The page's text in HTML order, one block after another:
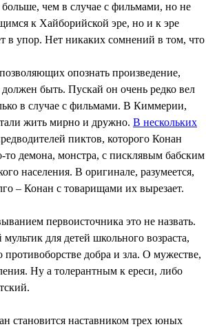
чем в случае с фильмами, но не
к Хайборийской эре, но и к эре
в упор. Нет никаких сомнений в том, что
опознать произведение,
быть. Пускай он очень редко вел
в случае с фильмами. В Киммерии,
жить мирно и дружно. В нескольких
пиктов, которого Конан
то демона, монстра, с писклявым бабским
населения. В оригинале, разумеется,
– Конан с товарищами их вырезает.
первоисточника это не назвать.
для детей школьного возраста,
добра и зла. О мужестве,
Ну а толерантным к ереси, либо
становится наставником трех юных